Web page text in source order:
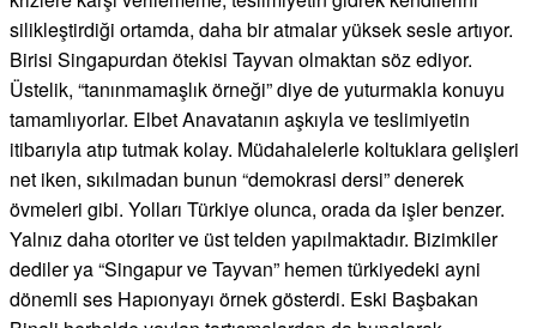
silikleştirdiği ortamda, daha bir atmalar yüksek sesle artıyor.
Birisi Singapurdan ötekisi Tayvan olmaktan söz ediyor.
Üstelik, “tanınmamaşlık örneği” diye de yuturmakla konuyu
tamamlıyorlar. Elbet Anavatanın aşkıyla ve teslimiyetin
itibarıyla atıp tutmak kolay. Müdahalelerle koltuklara gelişleri
net iken, sıkılmadan bunun “demokrasi dersi” denerek
övmeleri gibi. Yolları Türkiye olunca, orada da işler benzer.
Yalnız daha otoriter ve üst telden yapılmaktadır. Bizimkiler
dediler ya “Singapur ve Tayvan” hemen türkiyedeki ayni
dönemli ses Hapıonyayı örnek gösterdi. Eski Başbakan